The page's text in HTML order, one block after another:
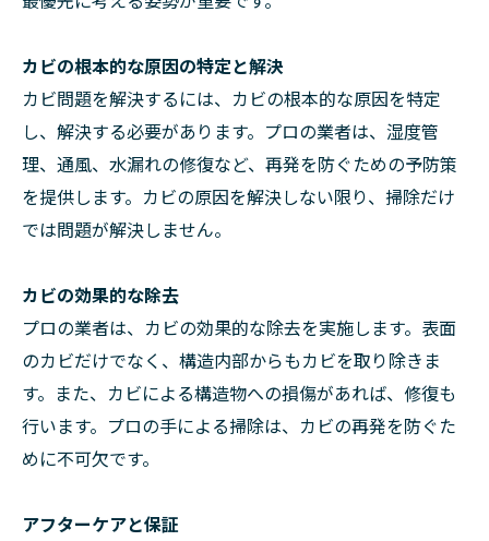
カビの根本的な原因の特定と解決
カビ問題を解決するには、カビの根本的な原因を特定
し、解決する必要があります。プロの業者は、湿度管
理、通風、水漏れの修復など、再発を防ぐための予防策
を提供します。カビの原因を解決しない限り、掃除だけ
では問題が解決しません。
カビの効果的な除去
プロの業者は、カビの効果的な除去を実施します。表面
のカビだけでなく、構造内部からもカビを取り除きま
す。また、カビによる構造物への損傷があれば、修復も
行います。プロの手による掃除は、カビの再発を防ぐた
めに不可欠です。
アフターケアと保証